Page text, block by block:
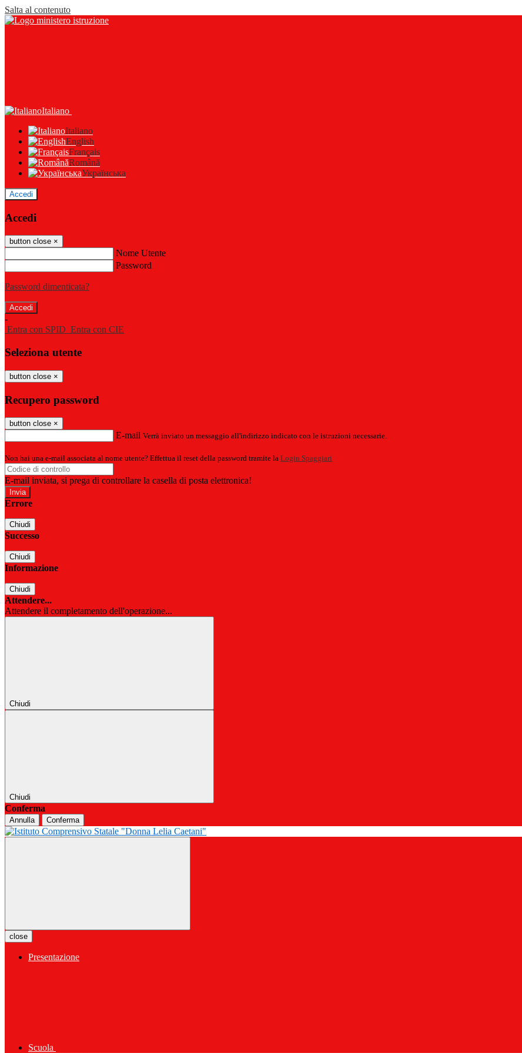
Salta al contenuto
Italiano
Italiano
English
Français
Română
Українська
Accedi
Accedi
button close ×
Nome Utente
Password
Password dimenticata?
-
Entra con SPID Entra con CIE
Seleziona utente
button close ×
Recupero password
button close ×
E-mail Verrà inviato un messaggio all'indirizzo indicato con le istruzioni necessarie.
Non hai una e-mail associata al nome utente? Effettua il reset della password tramite la Login Spaggiari
E-mail inviata, si prega di controllare la casella di posta elettronica!
Errore
Chiudi
Successo
Chiudi
Informazione
Chiudi
Attendere...
Attendere il completamento dell'operazione...
Chiudi
Chiudi
Conferma
Annulla Conferma
close
Presentazione
Scuola